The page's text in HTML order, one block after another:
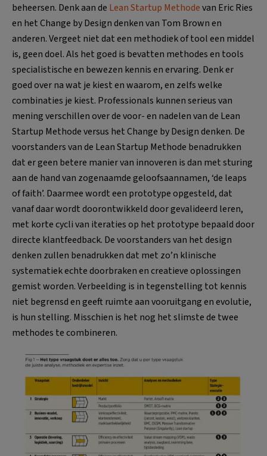
beheersen. Denk aan de Lean Startup Methodevan Eric Ries
en het Change by Design denken van Tom Brown en
anderen. Vergeet niet dat een methodiek of tool een middel
is, geen doel. Als het goed is bevatten methodes en tools
specialistische en bewezen kennis en ervaring. Denk er
goed over na wat je kiest en waarom, en zelfs welke
combinaties je kiest. Professionals kunnen serieus van
mening verschillen over de voor- en nadelen van de Lean
Startup Methode versus het Change by Design denken. De
voorstanders van de Lean Startup Methode benadrukken
dat er geen betere manier van innoveren is dan met sturing
aan de hand van zogenaamde geloofsaannamen, ‘de leaps
of faith’. Daarmee wordt een prototype opgesteld, dat
vanaf daar wordt doorontwikkeld door gevalideerd leren,
met korte cycli van iteraties op het prototype bepaald door
directe klantfeedback. De voorstanders van het design
denken zullen benadrukken dat met zo’n klinische
systematiek echte doorbraken en creatieve oplossingen
gemist worden. Verbeelding is in tegenstelling tot kennis
niet begrensd en geeft ruimte aan vooruitgang en evolutie,
is hun stelling. Misschien is het nog het slimste de twee
methodes te combineren.